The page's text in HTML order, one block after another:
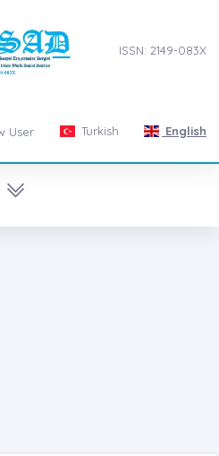
ISSN: 2149-083X
User Turkish English